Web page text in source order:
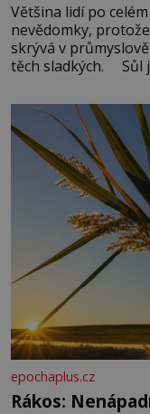
Většina lidí po
nevědomky,
skrývá v
těch sladkých. Sůl
základní složky–
správné hospodaření
epochaplus.cz
Rákos: